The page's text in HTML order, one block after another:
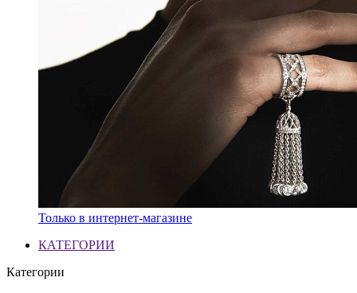
Только в интернет-магазине
КАТЕГОРИИ
Категории